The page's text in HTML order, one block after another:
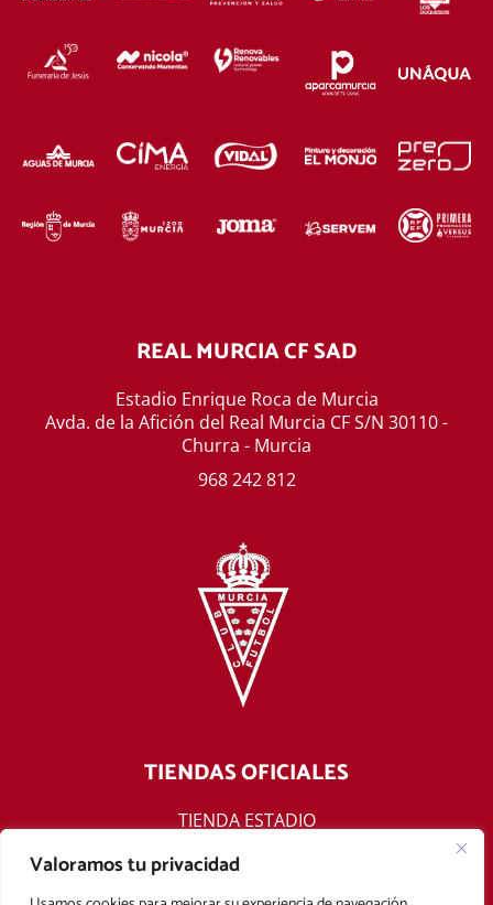
Valoramos tu privacidad
REAL MURCIA CF SAD
Estadio Enrique Roca de Murcia
Avda. de la Afición del Real Murcia CF S/N 30110 -
Churra - Murcia
968 242 812
TIENDAS OFICIALES
TIENDA ESTADIO
TIENDA ONLINE